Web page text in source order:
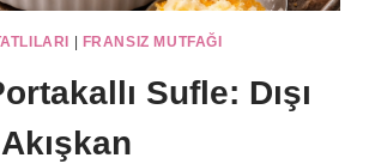
FRANSIZ MUTFAĞI
Sufle: Dışı